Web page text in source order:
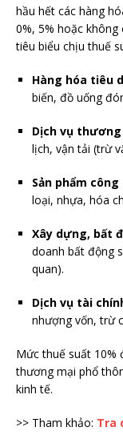
hầu hết các hàng
0%, 5% hoặc
tiêu biểu chịu thuế
Hàng hóa tiêu
biến, đồ uống
Dịch vụ
lịch, vận tải (trừ
Sản phẩm
loại, nhựa, hóa
Xây dựng, bất
doanh bất động
quan).
Dịch vụ tài
nhượng vốn, trừ
Mức thuế suất 10%
thương mại phổ
kinh tế.
>> Tham khảo: Tra